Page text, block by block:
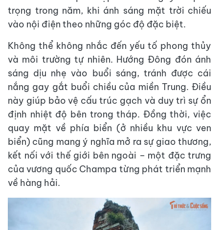
trọng trong năm, khi ánh sáng mặt trời chiếu
vào nội điện theo những góc độ đặc biệt.
Không thể không nhắc đến yếu tố phong thủy
và môi trường tự nhiên. Hướng Đông đón ánh
sáng dịu nhẹ vào buổi sáng, tránh được cái
nắng gay gắt buổi chiều của miền Trung. Điều
này giúp bảo vệ cấu trúc gạch và duy trì sự ổn
định nhiệt độ bên trong tháp. Đồng thời, việc
quay mặt về phía biển (ở nhiều khu vực ven
biển) cũng mang ý nghĩa mở ra sự giao thương,
kết nối với thế giới bên ngoài – một đặc trưng
của vương quốc Champa từng phát triển mạnh
về hàng hải.